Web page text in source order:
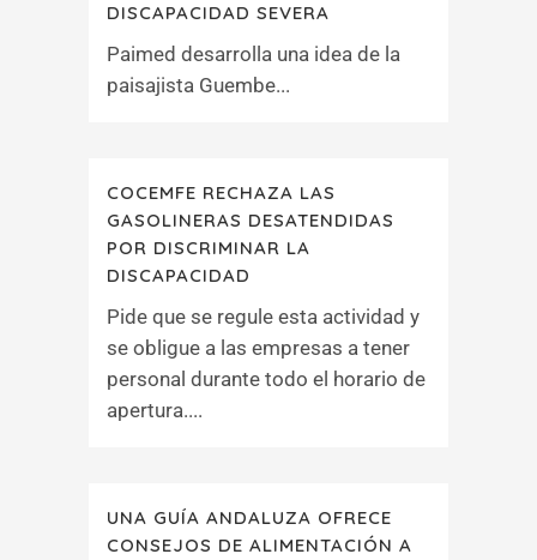
DISCAPACIDAD SEVERA
Paimed desarrolla una idea de la
paisajista Guembe...
COCEMFE RECHAZA LAS
GASOLINERAS DESATENDIDAS
POR DISCRIMINAR LA
DISCAPACIDAD
Pide que se regule esta actividad y
se obligue a las empresas a tener
personal durante todo el horario de
apertura....
UNA GUÍA ANDALUZA OFRECE
CONSEJOS DE ALIMENTACIÓN A